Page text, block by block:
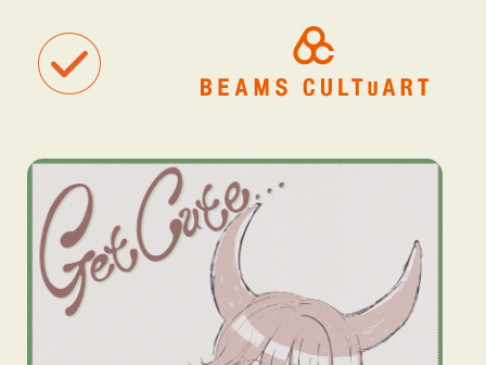
着
タグ一覧
#BEAMS CULTUART #BEAMS MANGART
#BEAMS